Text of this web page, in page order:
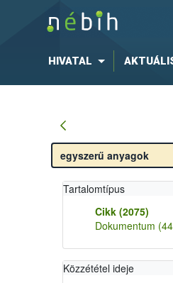
HIVATAL
Tartalomtípus
Cikk (2075)
Dokumentum
Közzététel ideje